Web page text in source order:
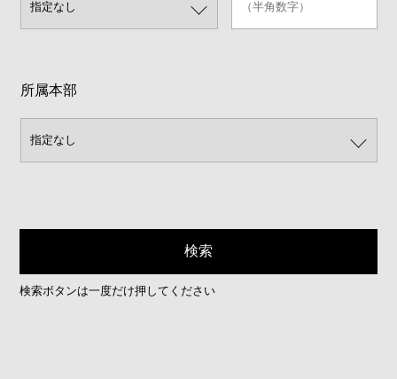
所属本部
検索ボタンは一度だけ押してください